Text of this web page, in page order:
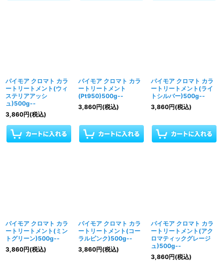
パイモア クロマト カラ
ートリートメント(ウィ
ステリアアッシ
ュ)500g--
3,860円(税込)
パイモア クロマト カラ
ートリートメント
(Pt950)500g--
3,860円(税込)
パイモア クロマト カラ
ートリートメント(ライ
トシルバー)500g--
3,860円(税込)
パイモア クロマト カラ
ートリートメント(ミン
トグリーン)500g--
3,860円(税込)
パイモア クロマト カラ
ートリートメント(コー
ラルピンク)500g--
3,860円(税込)
パイモア クロマト カラ
ートリートメント(アク
ロマティックグレージ
ュ)500g--
3,860円(税込)